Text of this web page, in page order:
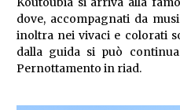
dove, accompagnati da
inoltra nei vivaci e colorati
dalla guida si può
Pernottamento in riad.